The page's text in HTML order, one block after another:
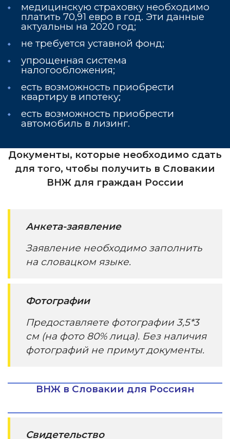
медицинскую страховку необходимо
платить 70,91 евро в год. Эти данные
актуальны на 2020 год;
не требуется уставной фонд;
упрощенная система
налогообложения;
есть возможность приобрести
квартиру в ипотеку;
есть возможность приобрести
автомобиль в лизинг.
Документы, которые необходимо сдать
для того, чтобы получить в Словакии
ВНЖ для граждан России
Анкета-заявление
Заявление необходимо заполнить
на словацком языке.
Фотографии
Предоставляете фотографии 3,5*3
см (на фото 80% лица). Без наличия
фотографий не примут документы.
ВНЖ в Словакии для Россиян
Свидетельство